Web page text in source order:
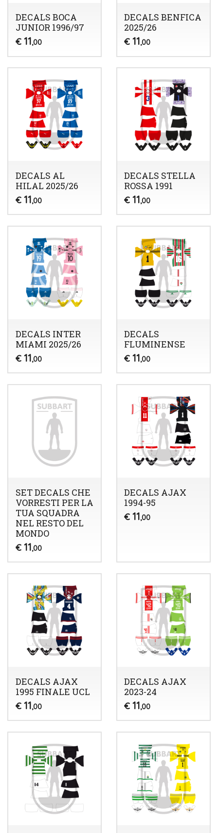
DECALS BOCA
JUNIOR 1996/97
€ 11,00
DECALS BENFICA
2025/26
€ 11,00
DECALS AL
HILAL 2025/26
€ 11,00
DECALS STELLA
ROSSA 1991
€ 11,00
DECALS INTER
MIAMI 2025/26
€ 11,00
DECALS
FLUMINENSE
€ 11,00
SET DECALS CHE
VORRESTI PER LA
TUA SQUADRA
NEL RESTO DEL
MONDO
€ 11,00
DECALS AJAX
1994-95
€ 11,00
DECALS AJAX
1995 FINALE UCL
€ 11,00
DECALS AJAX
2023-24
€ 11,00